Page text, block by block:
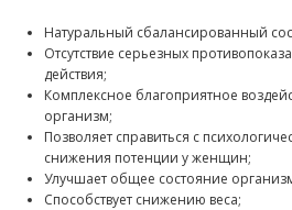
Натуральный сбалансированный
Отсутствие серьезных
действия;
Комплексное благоприятное
организм;
Позволяет справиться с
снижения потенции у женщин;
Улучшает общее состояние
Способствует снижению веса;